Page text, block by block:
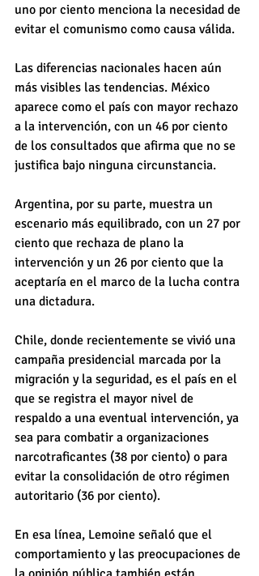
uno por ciento menciona la necesidad de
evitar el comunismo como causa válida.
Las diferencias nacionales hacen aún
más visibles las tendencias. México
aparece como el país con mayor rechazo
a la intervención, con un 46 por ciento
de los consultados que afirma que no se
justifica bajo ninguna circunstancia.
Argentina, por su parte, muestra un
escenario más equilibrado, con un 27 por
ciento que rechaza de plano la
intervención y un 26 por ciento que la
aceptaría en el marco de la lucha contra
una dictadura.
Chile, donde recientemente se vivió una
campaña presidencial marcada por la
migración y la seguridad, es el país en el
que se registra el mayor nivel de
respaldo a una eventual intervención, ya
sea para combatir a organizaciones
narcotraficantes (38 por ciento) o para
evitar la consolidación de otro régimen
autoritario (36 por ciento).
En esa línea, Lemoine señaló que el
comportamiento y las preocupaciones de